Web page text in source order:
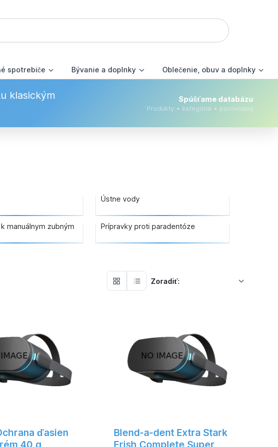
spotrebiče Bývanie a doplnky Oblečenie, obuv a doplnky
klasickým
Spúšťame databázu
Produkty • kategórie • porovnania
Ústne vody
manuálnym zubným Prípravky proti paradentóze
Zoradiť:
ďasien
40 g
Blend-a-dent Extra Stark
Frish Complete Super